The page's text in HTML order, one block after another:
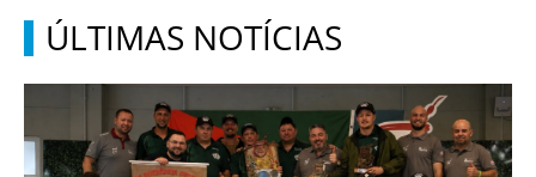
ÚLTIMAS NOTÍCIAS